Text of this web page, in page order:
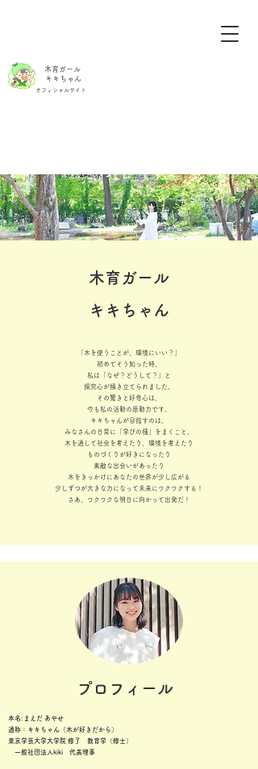
木育ガール
キキちゃん
オフィシャルサイト
木育ガール
キキちゃん
「木を使うことが、環境にいい？」
初めてそう知った時、
私は「なぜ？どうして？」と
探究心が掻き立てられました。
その驚きと好奇心は、
今も私の活動の原動力です。
キキちゃんが目指すのは、
みなさんの日常に「学びの種」をまくこと。
木を通して社会を考えたり、環境を考えたり
ものづくりが好きになったり
素敵な出会いがあったり
木をきっかけにあなたの世界が少し広がる
少しずつが大きな力になって未来にワクワクする！
​さあ、ワクワクな明日に向かって出発だ！
プロフィール
本名:まえだ あやせ
通称：キキちゃん（木が好きだから）
東京学芸大学大学院 修了 教育学（修士）
一般社団法人kiki 代表理事